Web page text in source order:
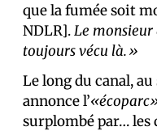
que la fumée soit
NDLR].Le monsieur
toujours vécu là.»
Le long du canal, au
annonce l’
surplombé par… les